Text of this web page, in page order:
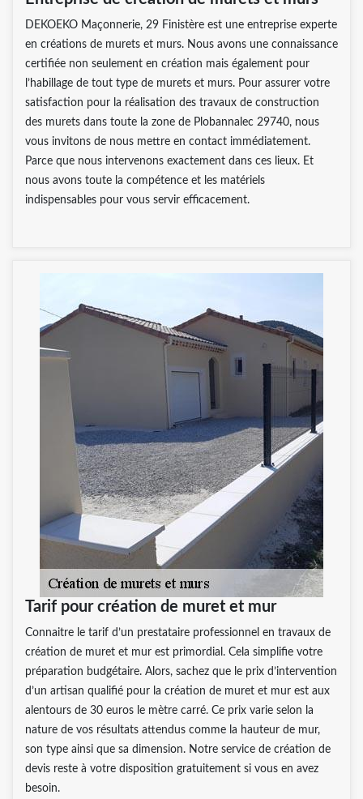
DEKOEKO Maçonnerie, 29 Finistère est une entreprise experte
en créations de murets et murs. Nous avons une connaissance
certifiée non seulement en création mais également pour
l’habillage de tout type de murets et murs. Pour assurer votre
satisfaction pour la réalisation des travaux de construction
des murets dans toute la zone de Plobannalec 29740, nous
vous invitons de nous mettre en contact immédiatement.
Parce que nous intervenons exactement dans ces lieux. Et
nous avons toute la compétence et les matériels
indispensables pour vous servir efficacement.
Tarif pour création de muret et mur
Connaitre le tarif d’un prestataire professionnel en travaux de
création de muret et mur est primordial. Cela simplifie votre
préparation budgétaire. Alors, sachez que le prix d’intervention
d’un artisan qualifié pour la création de muret et mur est aux
alentours de 30 euros le mètre carré. Ce prix varie selon la
nature de vos résultats attendus comme la hauteur de mur,
son type ainsi que sa dimension. Notre service de création de
devis reste à votre disposition gratuitement si vous en avez
besoin.